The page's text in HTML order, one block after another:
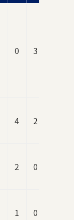
0 3
4 2
2 0
1 0